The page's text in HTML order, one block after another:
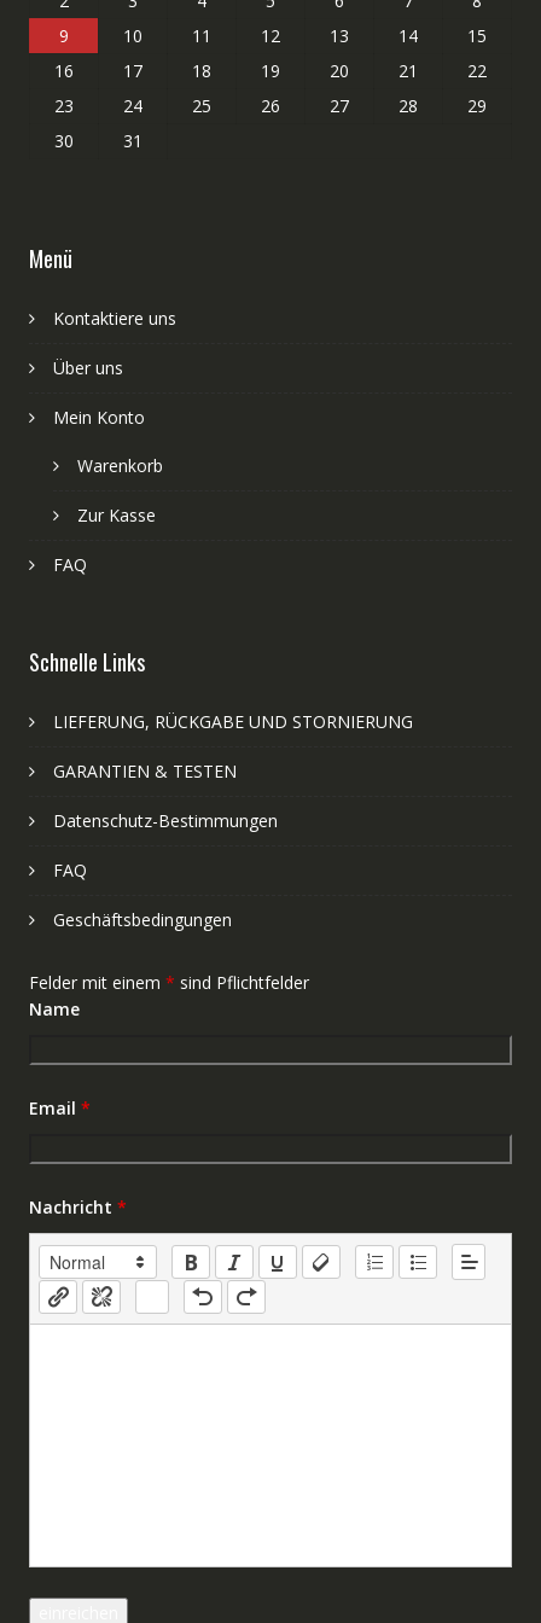
9
10 11 12 13 14
15
16
17 18 19 20 21
22
23
24 25 26 27 28
29
30
31
Menü
Kontaktiere uns
Über uns
Mein Konto
Warenkorb
Zur Kasse
FAQ
Schnelle Links
LIEFERUNG, RÜCKGABE UND STORNIERUNG
GARANTIEN & TESTEN
Datenschutz-Bestimmungen
FAQ
Geschäftsbedingungen
Felder mit einem * sind Pflichtfelder
Name
Email *
Nachricht *